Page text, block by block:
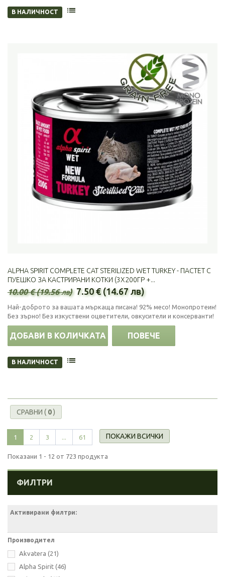
В НАЛИЧНОСТ
ALPHA SPIRIT COMPLETE CAT STERILIZED WET TURKEY - ПАСТЕТ С
ПУЕШКО ЗА КАСТРИРАНИ КОТКИ (3Х200ГР +...
10.00 € (19.56 лв) 7.50 € (14.67 лв)
Най-доброто за вашата мъркаща писана! 92% месо! Монопротеин!
Без зърно! Без изкуствени оцветители, овкусители и консерванти!
ДОБАВИ В КОЛИЧКАТА ПОВЕЧЕ
В НАЛИЧНОСТ
СРАВНИ ( 0)
ПОКАЖИ ВСИЧКИ
1 2 3 ... 61
Показани 1 - 12 от 723 продукта
ФИЛТРИ
Активирани филтри:
Производител
Akvatera (21)
Alpha Spirit (46)